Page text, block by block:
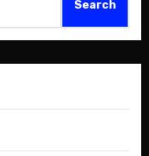
Search